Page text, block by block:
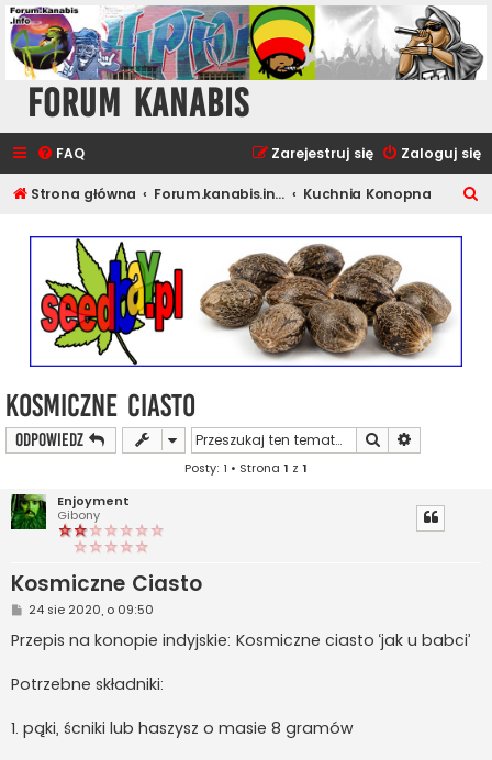
Forum Kanabis
FAQ Zaloguj się
Zarejestruj się
Strona główna Forum.kanabis.info - Ganja Tematy Kuchnia Konopna
Kosmiczne Ciasto
ODPOWIEDZ Szukaj
Posty: 1 • Strona 1 z 1
Enjoyment
Gibony
Kosmiczne Ciasto
P
s
t
24 sie 2020, o 09:50
Przepis na konopie indyjskie: Kosmiczne ciasto ‘jak u babci’
Potrzebne składniki:
1. pąki, ścniki lub haszysz o masie 8 gramów